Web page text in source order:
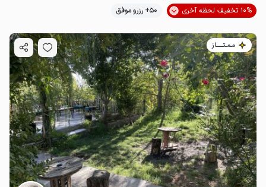
10% تخفیف لحظه آخری
50+ رزرو موفق
مـمـتــــــاز